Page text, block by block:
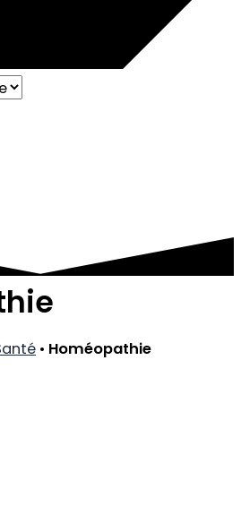
• Homéopathie